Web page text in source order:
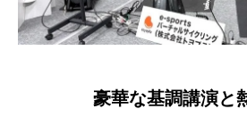
豪華な基調講演と